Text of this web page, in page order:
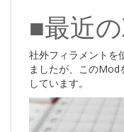
■最近
社外フィラメントを
ましたが、このMod
しています。